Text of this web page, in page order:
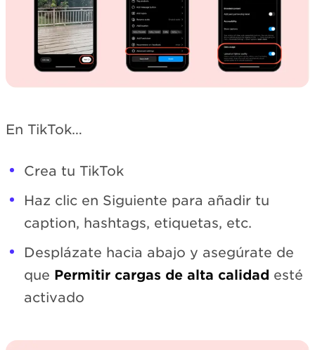
En TikTok…
Crea tu TikTok
Haz clic en Siguiente para añadir tu
caption, hashtags, etiquetas, etc.
Desplázate hacia abajo y asegúrate de
que Permitir cargas de alta calidad esté
activado